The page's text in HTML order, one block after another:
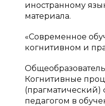
иностранному
материала.
«Современное
когнитивном и
Когнитивные
педагогом в